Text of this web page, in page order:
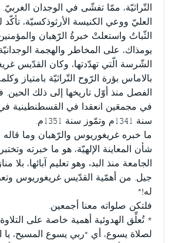
التّراثيّة، ممّا تفشّى في الوجدان الغربيّ.
العليّ ووعي الكنيسة الأرثوذكسيّة، تأكّد
الثّباتُ واستعلتْ خبرةُ الرّهبان
يومذاك، على المخاطر والهجمة
الشّرسة الّتي تهدّدتها، وكان القدّيس
بالاماس بؤرة الرّوح التّراثيّة بامتياز
الفصل منذ أوّل تاريخها إلى ذلك الحين.
في مجمعَين انعقدا في القسطنطينية
سنة 1341م وتمّوز سنة 1351م.
ما خبره غريغوريوس والرّهبان وما
شأن المعاينة الإلهيّة، هو ما خبرته
الجامعة منذ البدء وهو تعليم آبائها، بلا
جيل. من أهمّية القدّيس غريغوريوس
له!”
فلتكن صلواته معنا أجمعين.
* تُعلِّق الهدوئية أهمية خاصة على التلاوة
لصلاة يسوع، أي “ربي يسوع المسيح، يا